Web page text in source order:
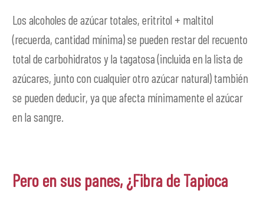
Los alcoholes de azúcar totales, eritritol + maltitol
(recuerda, cantidad mínima) se pueden restar del recuento
total de carbohidratos y la tagatosa (incluida en la lista de
azúcares, junto con cualquier otro azúcar natural) también
se pueden deducir, ya que afecta mínimamente el azúcar
en la sangre.
Pero en sus panes, ¿Fibra de Tapioca